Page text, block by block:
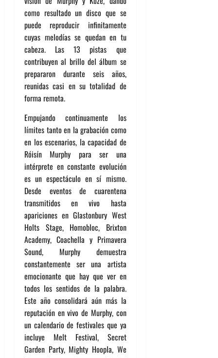
como resultado un disco que se
puede reproducir infinitamente
cuyas melodías se quedan en tu
cabeza. Las 13 pistas que
contribuyen al brillo del álbum se
prepararon durante seis años,
reunidas casi en su totalidad de
forma remota.
Empujando continuamente los
límites tanto en la grabación como
en los escenarios, la capacidad de
Róisín Murphy para ser una
intérprete en constante evolución
es un espectáculo en sí mismo.
Desde eventos de cuarentena
transmitidos en vivo hasta
apariciones en Glastonbury West
Holts Stage, Homobloc, Brixton
Academy, Coachella y Primavera
Sound, Murphy demuestra
constantemente ser una artista
emocionante que hay que ver en
todos los sentidos de la palabra.
Este año consolidará aún más la
reputación en vivo de Murphy, con
un calendario de festivales que ya
incluye Melt Festival, Secret
Garden Party, Mighty Hoopla, We